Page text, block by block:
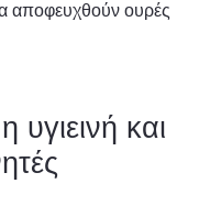
αποφευχθούν ουρές
υγιεινή και